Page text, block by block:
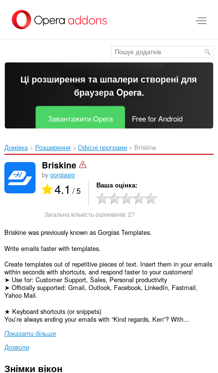
основного
Ці розширення та шпалери створені для
браузера Opera.
Завантажити Opera Free for Android
Домівка Розширення Офісні програми Briskine‎
Briskine
by gorgiasio
4.1 / 5 Ваша оцінка
Загальна кількість оцінювачів:27
Briskine was previously known as Gorgias Templates.
Write emails faster with templates.
Create templates out of repetitive pieces of text. Insert them in your emails
within seconds with shortcuts, and respond faster to your customers!
➤ Use for: Customer Support, Sales, Personal productivity
➤ Officially supported: Gmail, Outlook, Facebook, LinkedIn, Fastmail,
Yahoo Mail.
★ Keyboard shortcuts (or snippets)
You’re always ending your emails with “Kind regards, Ken”? With...
Показати більше
Дозволи
Це
Знімки вікон